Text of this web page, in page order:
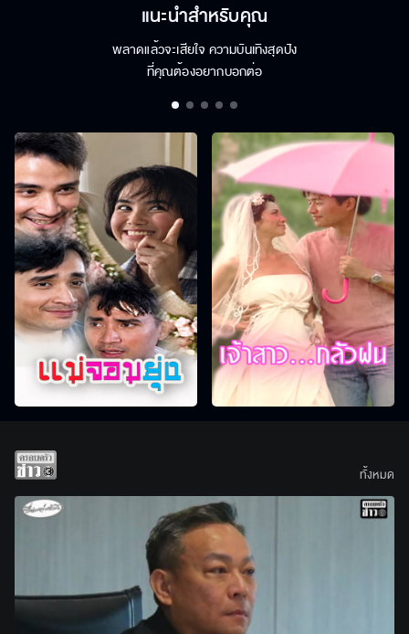
แนะนำสำหรับคุณ
พลาดแล้วจะเสียใจ ความบันเทิงสุดปัง
ที่คุณต้องอยากบอกต่อ
ทั้งหมด